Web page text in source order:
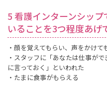
5 看護インターンシッ
いることを3つ程度あげ
・顔を覚えてもらい、声をかけて
・スタッフに「あなたは仕事が
に言っておく」といわれた
・たまに食事がもらえる